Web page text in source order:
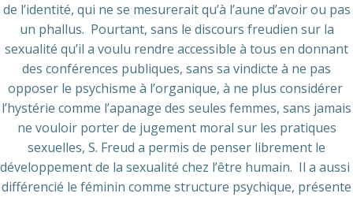
de l’identité, qui ne se mesurerait qu’à l’aune d’avoir ou pas
un phallus. Pourtant, sans le discours freudien sur la
sexualité qu’il a voulu rendre accessible à tous en donnant
des conférences publiques, sans sa vindicte à ne pas
opposer le psychisme à l’organique, à ne plus considérer
l’hystérie comme l’apanage des seules femmes, sans jamais
ne vouloir porter de jugement moral sur les pratiques
sexuelles, S. Freud a permis de penser librement le
développement de la sexualité chez l’être humain. Il a aussi
différencié le féminin comme structure psychique, présente